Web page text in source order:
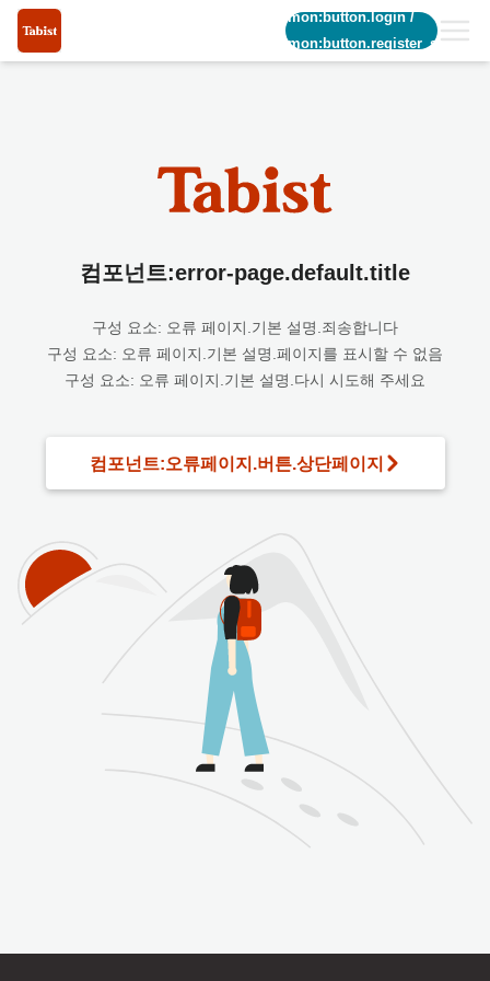
common:button.login/
common:button.register_short
컴포넌트:error-page.default.title
구성 요소: 오류 페이지.기본 설명.죄송합니다
구성 요소: 오류 페이지.기본 설명.페이지를 표시할 수 없음
구성 요소: 오류 페이지.기본 설명.다시 시도해 주세요
컴포넌트:오류페이지.버튼.상단페이지